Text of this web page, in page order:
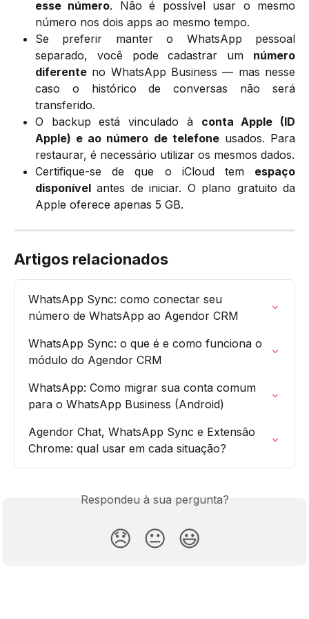
esse número. Não é possível usar o mesmo
número nos dois apps ao mesmo tempo.
Se preferir manter o WhatsApp pessoal
separado, você pode cadastrar um número
diferente no WhatsApp Business — mas nesse
caso o histórico de conversas não será
transferido.
O backup está vinculado à conta Apple (ID
Apple) e ao número de telefoneusados. Para
restaurar, é necessário utilizar os mesmos dados.
Certifique-se de que o iCloud tem espaço
disponível antes de iniciar. O plano gratuito da
Apple oferece apenas 5 GB.
Artigos relacionados
WhatsApp Sync: como conectar seu
número de WhatsApp ao Agendor CRM
WhatsApp Sync: o que é e como funciona o
módulo do Agendor CRM
WhatsApp: Como migrar sua conta comum
para o WhatsApp Business (Android)
Agendor Chat, WhatsApp Sync e Extensão
Chrome: qual usar em cada situação?
Respondeu à sua pergunta?
😞 😐 😃